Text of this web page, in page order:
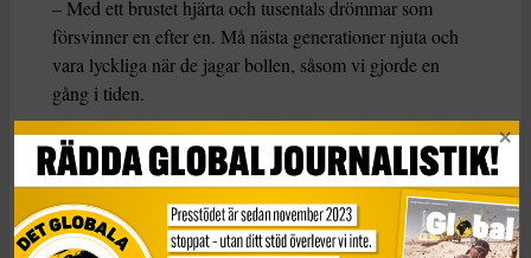
– Med ett brustet hjärta och tusentals drömmar som
försvinner en efter en. Må nästa generationer njuta och
vara lyckliga när de jagar bollen, såsom vi gjorde en
gång i tiden.
Argentinas fotbollsförbund har ännu inte kommenterat
avhoppen eller de anklagelser som riktats mot dem.
KATEGORI TAGGAR